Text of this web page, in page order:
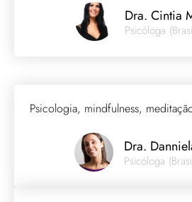
Dra. Cintia
Psicóloga
Psicologia, mindfulness,
Dra.
Psicóloga